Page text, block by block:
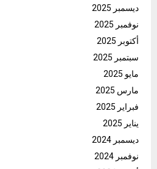
ديسمبر 2025
نوفمبر 2025
أكتوبر 2025
سبتمبر 2025
مايو 2025
مارس 2025
فبراير 2025
يناير 2025
ديسمبر 2024
نوفمبر 2024